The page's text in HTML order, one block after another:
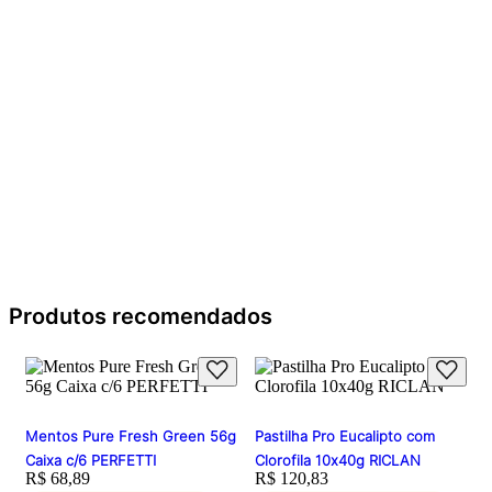
Produtos recomendados
Mentos Pure Fresh Green 56g
Caixa c/6 PERFETTI
Price:
R$ 68,89
Pastilha Pro Eucalipto com
Clorofila 10x40g RICLAN
Price:
R$ 120,83